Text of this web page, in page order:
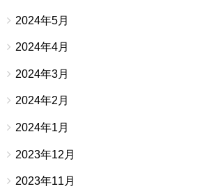
2024年5月
2024年4月
2024年3月
2024年2月
2024年1月
2023年12月
2023年11月